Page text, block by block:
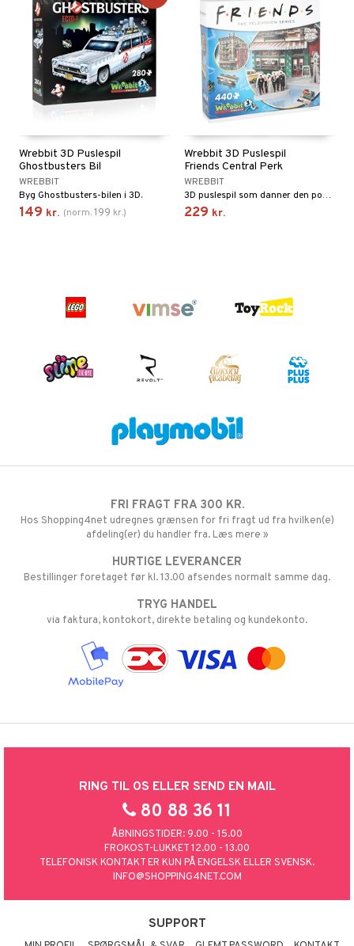
Wrebbit 3D Puslespil
Ghostbusters Bil
WREBBIT
Byg Ghostbusters-bilen i 3D.
149 kr. (norm.199 kr.)
Wrebbit 3D Puslespil
Friends Central Perk
WREBBIT
3D puslespil som danner den populære Central Perk café fra Friends.
229 kr.
FRI FRAGT FRA 300 KR.
Hos Shopping4net udregnes grænsen for fri fragt ud fra hvilken(e)
afdeling(er) du handler fra. Læs mere »
HURTIGE LEVERANCER
Bestillinger foretaget før kl. 13.00 afsendes normalt samme dag.
TRYG HANDEL
via faktura, kontokort, direkte betaling og kundekonto.
RING TIL OS ELLER SEND EN MAIL
80 88 36 11
ÅBNINGSTIDER: 9.00 - 15.00
FROKOST-LUKKET 12.00 - 13.00
TELEFONISK KONTAKT ER KUN PÅ ENGELSK ELLER SVENSK.
INFO@SHOPPING4NET.COM
SUPPORT